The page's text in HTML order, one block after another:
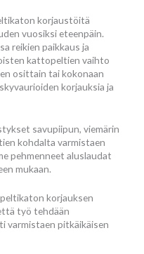
korjaustöitä
vuosiksi eteenpäin.
reikien paikkaus ja
kattopeltien vaihto
osittain tai kokonaan
korjauksia ja
savupiipun, viemärin
kohdalta varmistaen
pehmenneet aluslaudat
mukaan.
korjauksen
työ tehdään
varmistaen pitkäikäisen